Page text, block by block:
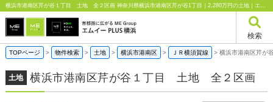
横浜市港南区芹が谷１丁目 土地 全２区画 神奈川県横浜市港南区芹が谷1丁目｜2,280万円の土地｜エムイーPLUS横浜
検索
TOPページ > 物件検索 > 土地 > 横浜市港南区 > ＪＲ横須賀線 > 横浜市港南区芹
土地 横浜市港南区芹が谷１丁目 土地 全２区画